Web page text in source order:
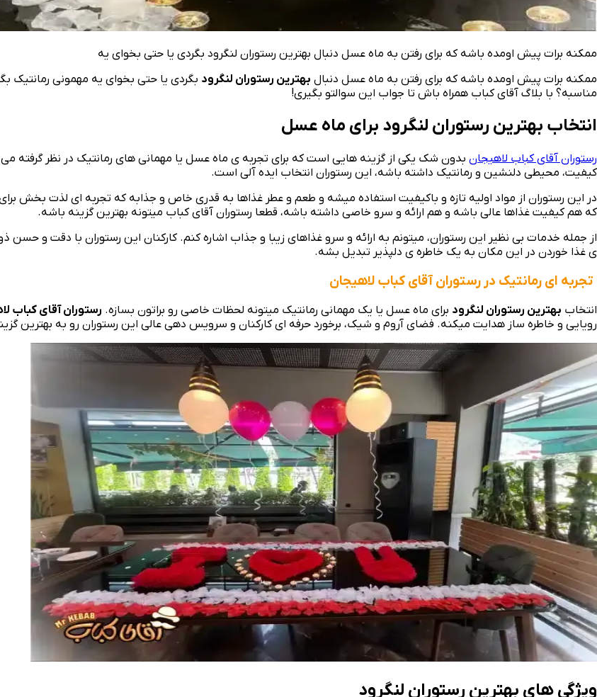
ممکنه برات پیش اومده باشه که برای رفتن به ماه عسل دنبال بهترین رستوران لنگرود بگردی یا حتی بخوای یه
ممکنه برات پیش اومده باشه که برای رفتن به ماه عسل دنبال بهترین رستوران لنگرود بگردی یا حتی بخوای یه مهمونی رمانتیک
مناسبه؟ با بلاگ آقای کباب همراه باش تا جواب این سوالتو بگیری!
انتخاب بهترین رستوران لنگرود برای ماه عسل
رستوران آقای کباب لاهیجان بدون شک یکی از گزینه‌ هایی است که برای تجربه‌ ی ماه عسل یا مهمانی‌ های رمانتیک در نظر گرفته می‌
کیفیت، محیطی دلنشین و رمانتیک داشته باشه، این رستوران انتخاب ایده‌ آلی است.
در این رستوران از مواد اولیه تازه و باکیفیت استفاده میشه و طعم و عطر غذاها به قدری خاص و جذابه که تجربه‌ ای لذت‌ بخش
که هم کیفیت غذاها عالی باشه و هم ارائه و سرو خاصی داشته باشه، قطعا رستوران آقای کباب میتونه بهترین گزینه باشه.
از جمله خدمات بی‌ نظیر این رستوران، میتونم به ارائه و سرو غذاهای زیبا و جذاب اشاره کنم. کارکنان این رستوران با دقت و
ی غذا خوردن در این مکان به یک خاطره‌ ی دلپذیر تبدیل بشه.
تجربه‌ ای رمانتیک در رستوران آقای کباب لاهیجان
انتخاب بهترین رستوران لنگرود برای ماه عسل یا یک مهمانی رمانتیک میتونه لحظات خاصی رو براتون بسازه. رستوران آقای کباب
رویایی و خاطره‌ ساز هدایت میکنه. فضای آروم و شیک، برخورد حرفه‌ ای کارکنان و سرویس‌ دهی عالی این رستوران رو به بهترین
ویژگی‌ های بهترین رستوران لنگرود